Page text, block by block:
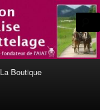
La Boutique